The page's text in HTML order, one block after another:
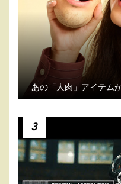
あの「人肉」アイテム
3